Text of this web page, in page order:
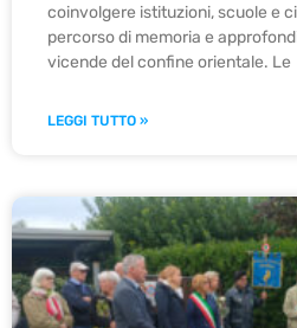
coinvolgere istituzioni, scuole e
percorso di memoria e
vicende del confine orientale. Le
LEGGI TUTTO »